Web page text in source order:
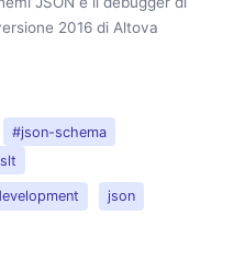
2016 di Altova
#json-schema
json